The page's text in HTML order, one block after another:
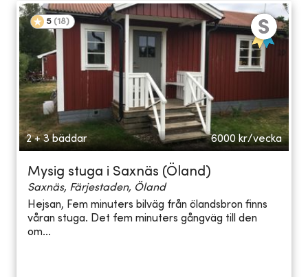
5 (18)
2 + 3 bäddar 6000 kr/vecka
Mysig stuga i Saxnäs (Öland)
Saxnäs, Färjestaden, Öland
Hejsan, Fem minuters bilväg från ölandsbron finns
våran stuga. Det fem minuters gångväg till den
om...